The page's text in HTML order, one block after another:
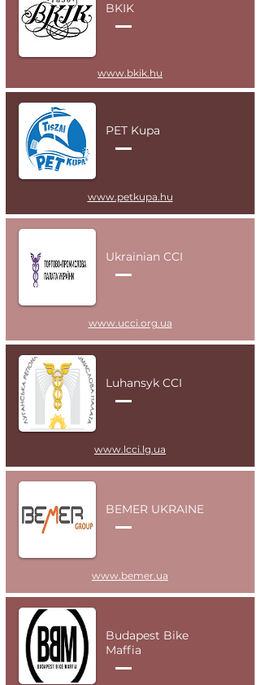
BKIK
www.bkik.hu
PET Kupa
www.petkupa.hu
Ukrainian CCI
www.ucci.org.ua
Luhansyk CCI
www.lcci.lg.ua
BEMER UKRAINE
www.bemer.ua
Budapest Bike
Maffia